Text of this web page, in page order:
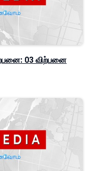
03 விற்பனை